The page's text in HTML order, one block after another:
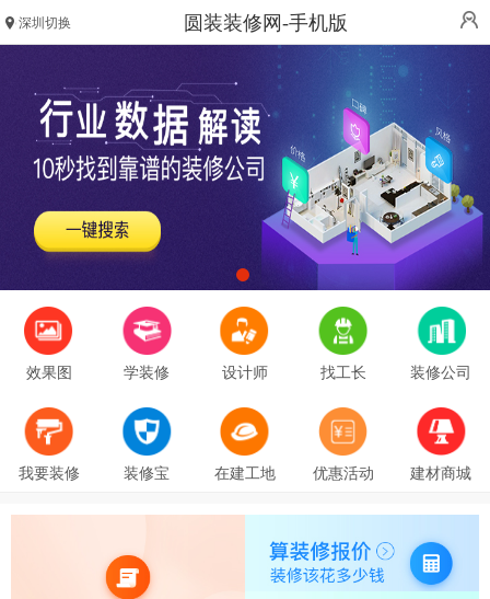
深圳切换 圆装装修网-手机版
效果图 学装修 设计师 找工长 装修公司
我要装修 装修宝 在建工地 优惠活动 建材商城